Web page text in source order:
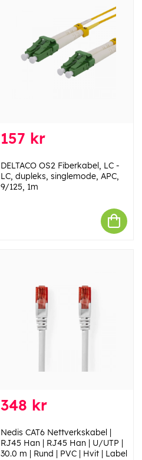
157 kr
DELTACO OS2 Fiberkabel, LC -
LC, dupleks, singlemode, APC,
9/125, 1m
348 kr
Nedis CAT6 Nettverkskabel |
RJ45 Han | RJ45 Han | U/UTP |
30.0 m | Rund | PVC | Hvit | Label